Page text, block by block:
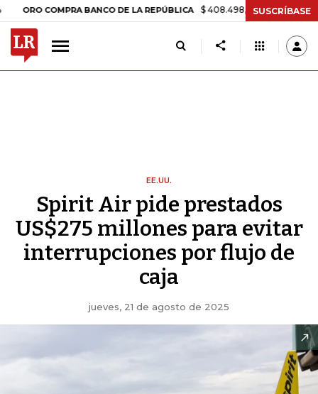
COMPRA BANCO DE LA REPÚBLICA $ 408.498,97 +$ 8.753,81 +2,19%
SUSCRÍBASE
EE.UU.
Spirit Air pide prestados
US$275 millones para evitar
interrupciones por flujo de
caja
jueves, 21 de agosto de 2025